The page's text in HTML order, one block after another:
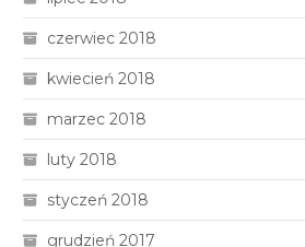
czerwiec 2018
kwiecień 2018
marzec 2018
luty 2018
styczeń 2018
grudzień 2017